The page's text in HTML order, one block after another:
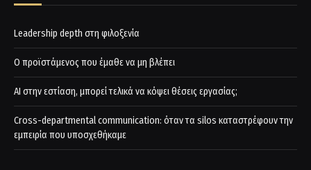
Leadership depth στη φιλοξενία
Ο προϊστάμενος που έμαθε να μη βλέπει
AI στην εστίαση, μπορεί τελικά να κόψει θέσεις εργασίας;
Cross-departmental communication: όταν τα silos καταστρέφουν την
εμπειρία που υποσχεθήκαμε